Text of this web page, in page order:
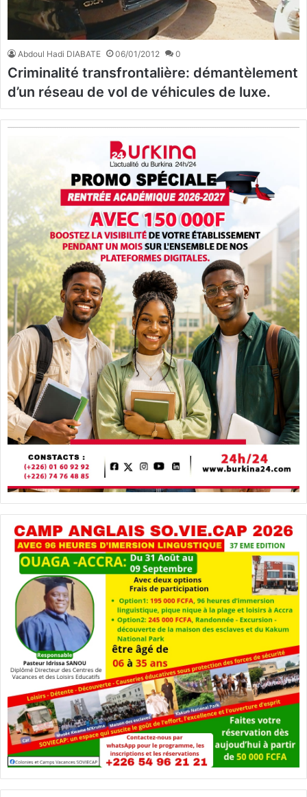
Abdoul Hadi DIABATE 06/01/2012 0
Criminalité transfrontalière: démantèlement
d’un réseau de vol de véhicules de luxe.